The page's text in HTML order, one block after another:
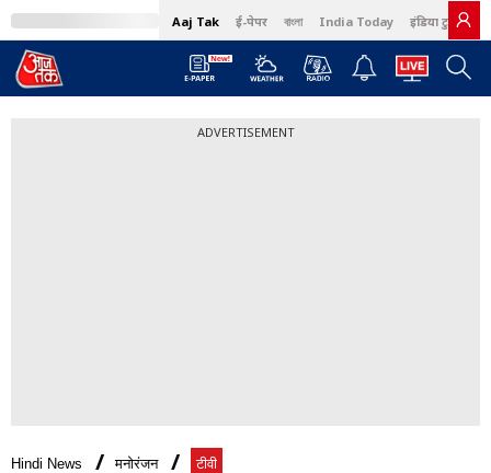
Aaj Tak ई-पेपर বাংলা India Today इंडिया टुडे हिंदी
ADVERTISEMENT
Hindi News मनोरंजन टीवी